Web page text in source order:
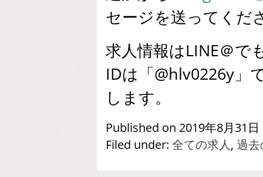
セージを送ってくだ
求人情報はLINE＠で
IDは「@hlv0226y」
します。
Published on 2019年8月31日
Filed under: 全ての求人, 過